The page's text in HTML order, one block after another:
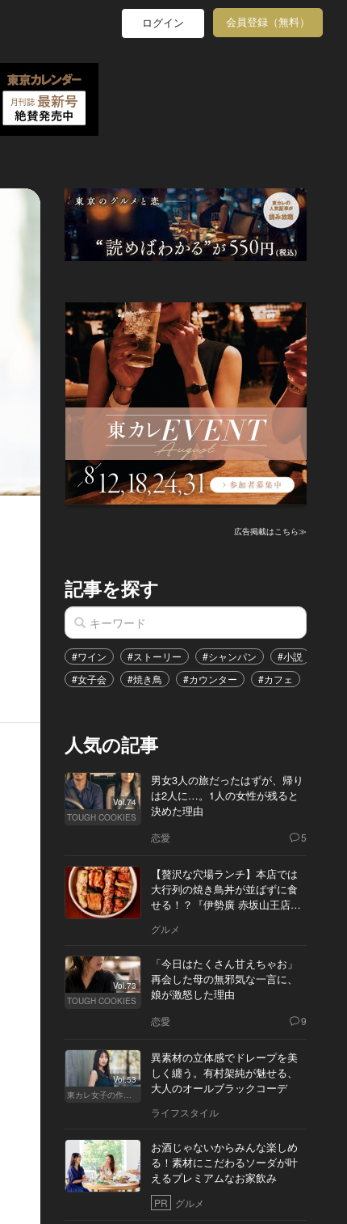
ログイン 会員登録（無料）
広告掲載はこちら≫
記事を探す
#ワイン #ストーリー #シャンパン #小説
#女子会
#焼き鳥 #カウンター #カフェ
人気の記事
Vol.74
TOUGH COOKIES
男女3人の旅だったはずが、帰り
は2人に…。1人の女性が残ると
決めた理由
恋愛 5
【贅沢な穴場ランチ】本店では
大行列の焼き鳥丼が並ばずに食
せる！？『伊勢廣 赤坂山王店』
グルメ
Vol.73
TOUGH COOKIES
「今日はたくさん甘えちゃお」
再会した母の無邪気な一言に、
娘が激怒した理由
恋愛 9
Vol.53
東カレ女子の作り方
異素材の立体感でドレープを美
しく纏う。有村架純が魅せる、
大人のオールブラックコーデ
ライフスタイル
お酒じゃないからみんな楽しめ
る！素材にこだわるソーダが叶
えるプレミアムなお家飲み
PR グルメ